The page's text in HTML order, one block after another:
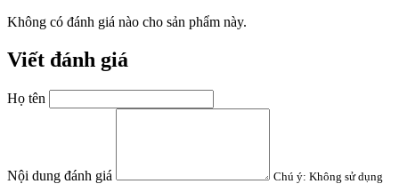
Không có đánh giá nào cho sản phẩm này.
Viết đánh giá
Họ tên
Nội dung đánh giá Chú ý: Không sử dụng